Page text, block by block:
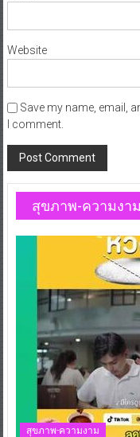
Website
Save my name, email,
I comment.
สุขภาพ-ความงาม
สุขภาพ-ความงาม